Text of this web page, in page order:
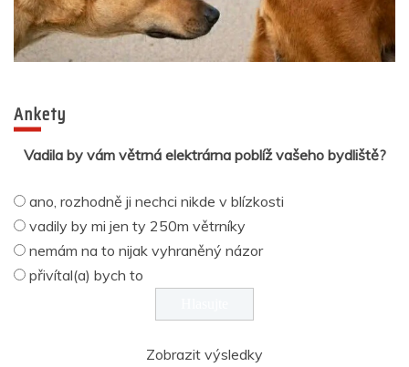
Ankety
Vadila by vám větrná elektrárna poblíž vašeho bydliště?
ano, rozhodně ji nechci nikde v blízkosti
vadily by mi jen ty 250m větrníky
nemám na to nijak vyhraněný názor
přivítal(a) bych to
Zobrazit výsledky